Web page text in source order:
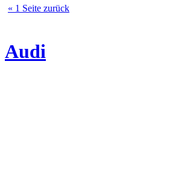
« 1 Seite zurück
Audi